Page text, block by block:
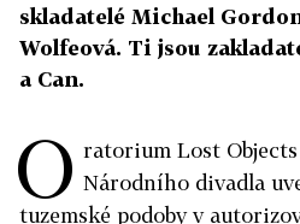
skladatelé Michael
Wolfeová. Ti jsou
a Can.
O ratorium Lost Objects
Národního divadla
tuzemské podoby v